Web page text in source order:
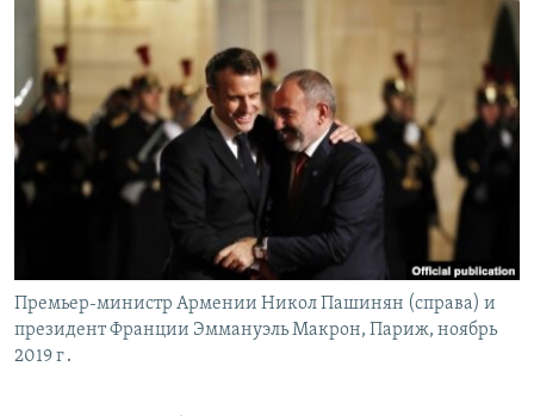
СПОРТ
АРХИВ
Հայերեն
English
Русский
Все сайты Радио Азатутюн
Премьер-министр Армении Никол Пашинян (справа) и
президент Франции Эммануэль Макрон, Париж, ноябрь
2019 г․